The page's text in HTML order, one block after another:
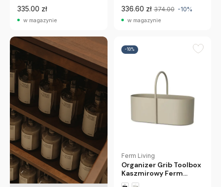
335.00 zł
w magazynie
336.60 zł 374.00 -10%
w magazynie
-10%
Ferm Living
Organizer Grib Toolbox
Kaszmirowy Ferm
Living